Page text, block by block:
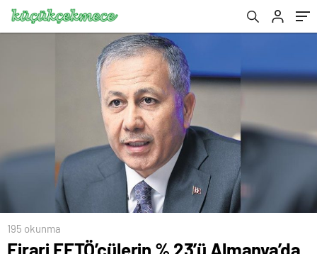
195 okunma
Firari FETÖ’cülerin % 23’ü Almanya’da